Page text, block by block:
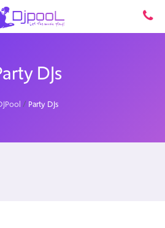
DJs
Party DJs